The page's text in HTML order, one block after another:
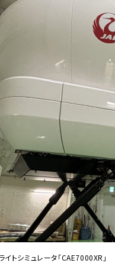
トシミュレータ「CAE7000XR」